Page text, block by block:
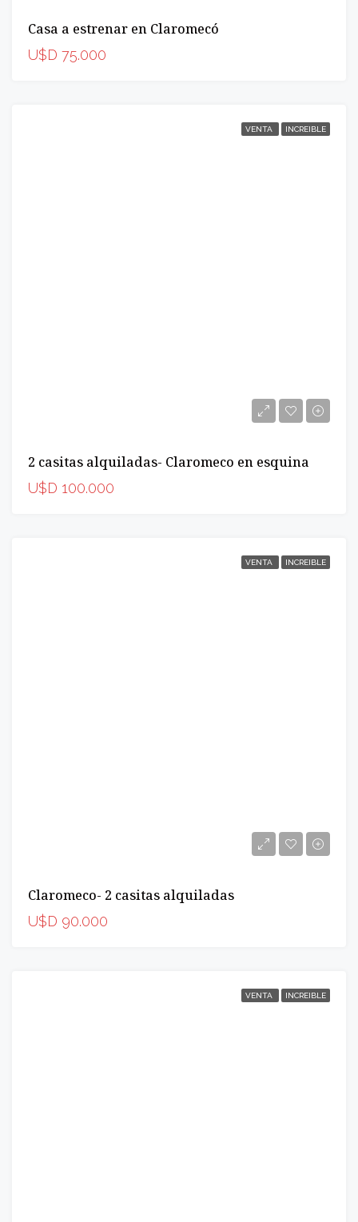
Casa a estrenar en Claromecó
U$D 75.000
VENTA INCREIBLE
2 casitas alquiladas- Claromeco en esquina
U$D 100.000
VENTA INCREIBLE
Claromeco- 2 casitas alquiladas
U$D 90.000
VENTA INCREIBLE